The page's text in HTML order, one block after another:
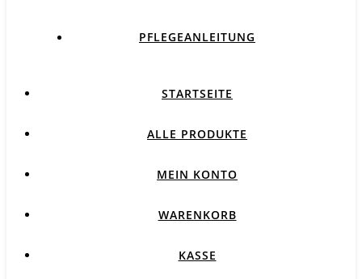
PFLEGEANLEITUNG
STARTSEITE
ALLE PRODUKTE
MEIN KONTO
WARENKORB
KASSE